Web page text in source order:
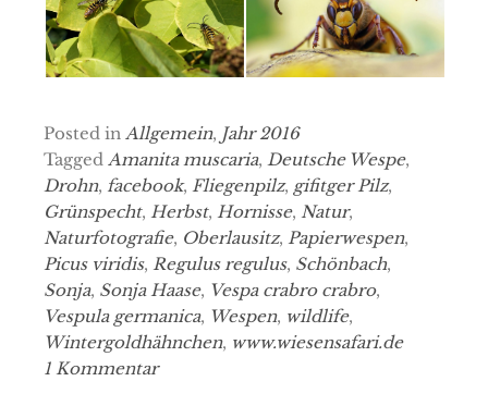
Posted in Allgemein, Jahr 2016
Tagged Amanita muscaria, Deutsche Wespe,
Drohn, facebook, Fliegenpilz, gifitger Pilz,
Grünspecht, Herbst, Hornisse, Natur,
Naturfotografie, Oberlausitz, Papierwespen,
Picus viridis, Regulus regulus, Schönbach,
Sonja, Sonja Haase, Vespa crabro crabro,
Vespula germanica, Wespen, wildlife,
Wintergoldhähnchen, www.wiesensafari.de
1 Kommentar